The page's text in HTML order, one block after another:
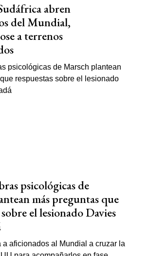
abren
del Mundial,
a terrenos
psicológicas de
más preguntas que
el lesionado Davies